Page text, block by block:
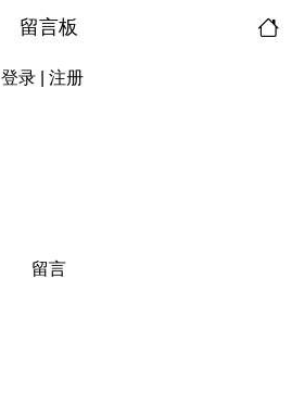
留言板
登录 注册
留言